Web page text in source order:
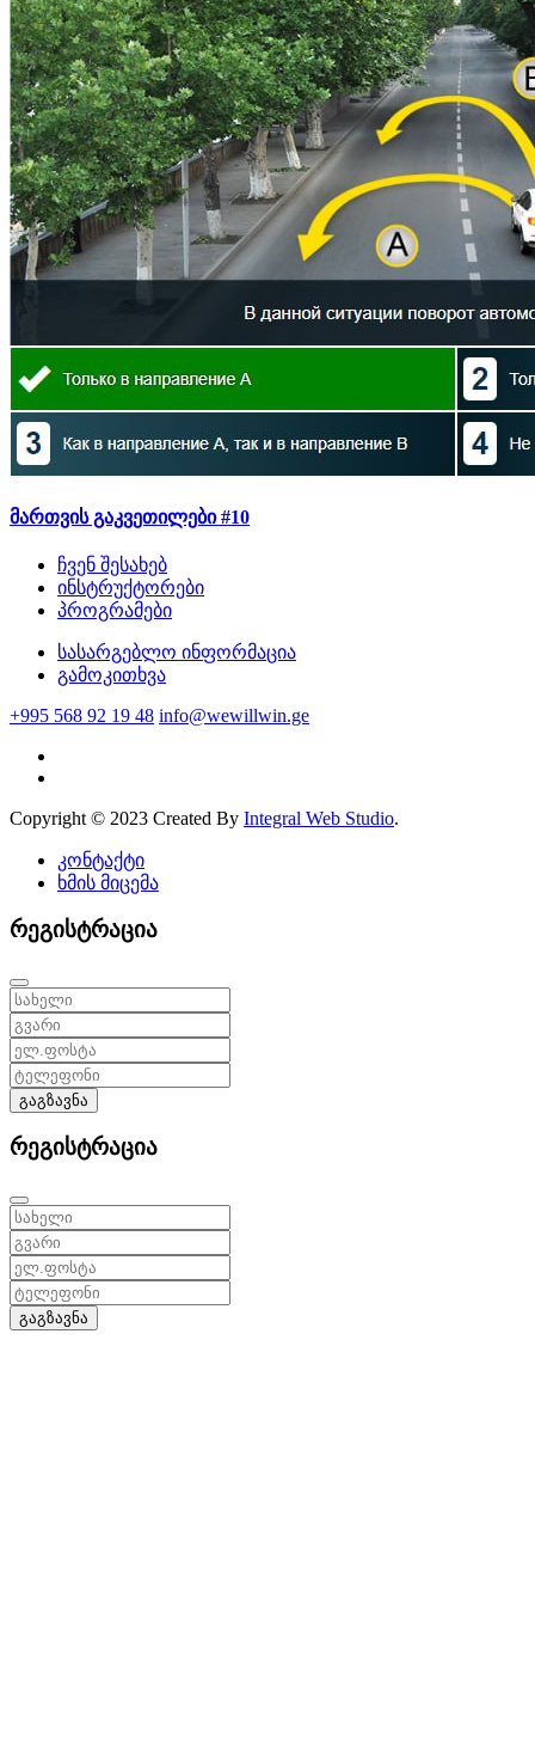
მართვის გაკვეთილები #10
ჩვენ შესახებ
ინსტრუქტორები
პროგრამები
სასარგებლო ინფორმაცია
გამოკითხვა
+995 568 92 19 48 info@wewillwin.ge
Copyright © 2023 Created By Integral Web Studio.
კონტაქტი
ხმის მიცემა
რეგისტრაცია
გაგზავნა
რეგისტრაცია
გაგზავნა